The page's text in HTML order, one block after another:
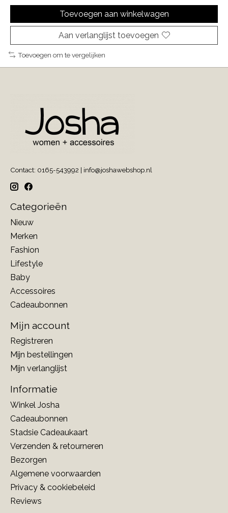
Toevoegen aan winkelwagen
Aan verlanglijst toevoegen
Toevoegen om te vergelijken
Contact: 0165-543992 | info@joshawebshop.nl
Categorieën
Nieuw
Merken
Fashion
Lifestyle
Baby
Accessoires
Cadeaubonnen
Mijn account
Registreren
Mijn bestellingen
Mijn verlanglijst
Informatie
Winkel Josha
Cadeaubonnen
Stadsie Cadeaukaart
Verzenden & retourneren
Bezorgen
Algemene voorwaarden
Privacy & cookiebeleid
Reviews